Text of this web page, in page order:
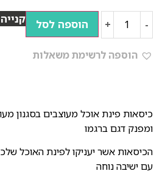
כיסאות פינת אוכל מעוצבים בסגנון
ומפנק דגם ברגמו
הכיסאות אשר יעניקו לפינת האוכל
עם ישיבה נוחה
-
+ הוספה לסל
הוספה לרשימת משאלות